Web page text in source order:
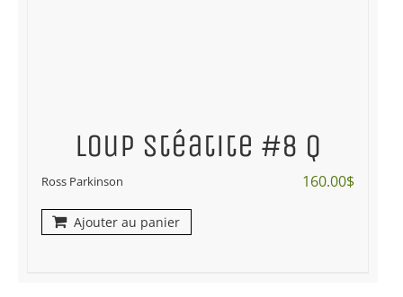
Loup stéatite #8 Q
Ross Parkinson 160.00$
Ajouter au panier